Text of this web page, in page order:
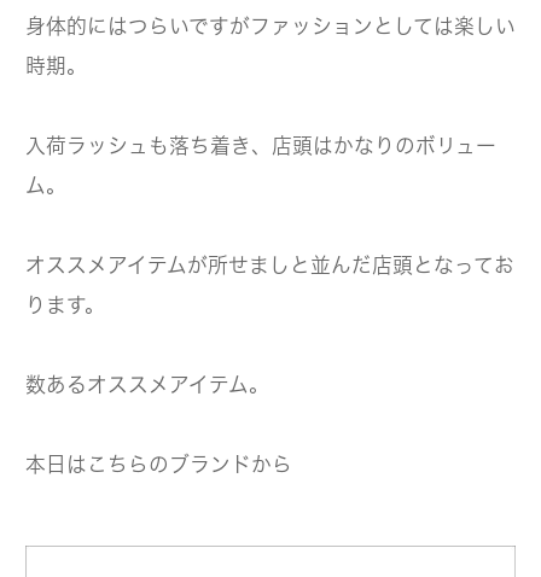
身体的にはつらいですがファッションとしては楽しい
時期。
入荷ラッシュも落ち着き、店頭はかなりのボリュー
ム。
オススメアイテムが所せましと並んだ店頭となってお
ります。
数あるオススメアイテム。
本日はこちらのブランドから